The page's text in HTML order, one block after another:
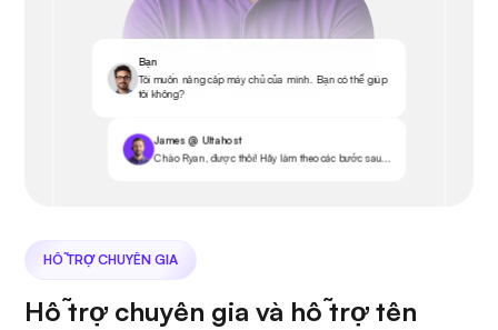
Bạn
Tôi muốn nâng cấp máy chủ của mình. Bạn có thể giúp
tôi không?
James @ Ultahost
Chào Ryan, được thôi! Hãy làm theo các bước sau...
HỖ TRỢ CHUYÊN GIA
Hỗ trợ chuyên gia và hỗ trợ tên